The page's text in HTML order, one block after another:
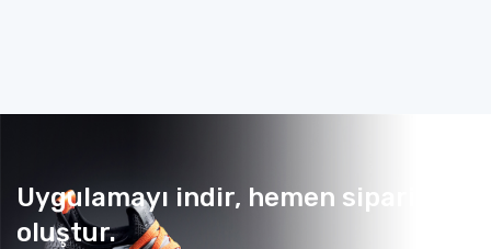
Uygulamayı indir, hemen sipariş
oluştur.